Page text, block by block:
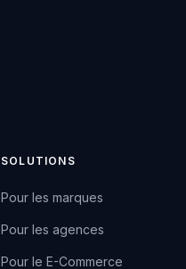
SOLUTIONS
Pour les marques
Pour les agences
Pour le E-Commerce